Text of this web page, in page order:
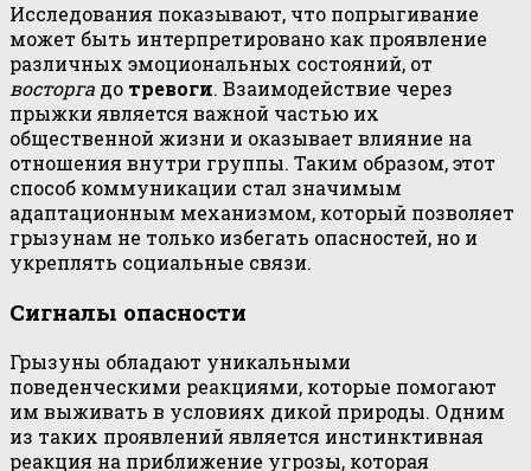
Исследования показывают, что попрыгивание
может быть интерпретировано как проявление
различных эмоциональных состояний, от
восторга до тревоги. Взаимодействие через
прыжки является важной частью их
общественной жизни и оказывает влияние на
отношения внутри группы. Таким образом, этот
способ коммуникации стал значимым
адаптационным механизмом, который позволяет
грызунам не только избегать опасностей, но и
укреплять социальные связи.
Сигналы опасности
Грызуны обладают уникальными
поведенческими реакциями, которые помогают
им выживать в условиях дикой природы. Одним
из таких проявлений является инстинктивная
реакция на приближение угрозы, которая